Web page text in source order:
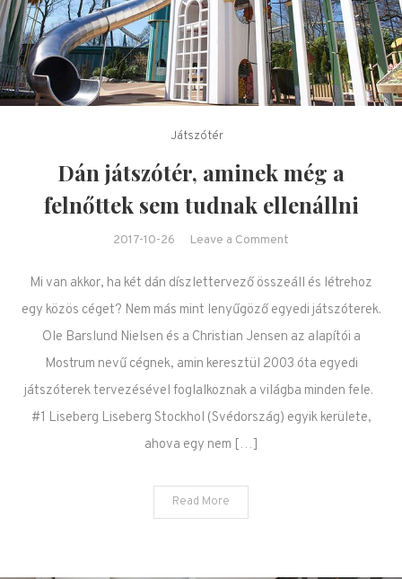
Játszótér
Dán játszótér, aminek még a
felnőttek sem tudnak ellenállni
2017-10-26 Leave a Comment
felnőttek sem
tudnak ellenállni
Mi van akkor, ha két dán díszlettervező összeáll és létrehoz
egy közös céget? Nem más mint lenyűgöző egyedi játszóterek.
Ole Barslund Nielsen és a Christian Jensen az alapítói a
Mostrum nevű cégnek, amin keresztül 2003 óta egyedi
játszóterek tervezésével foglalkoznak a világba minden fele.
#1 Liseberg Liseberg Stockhol (Svédország) egyik kerülete,
ahova egy nem […]
Read More